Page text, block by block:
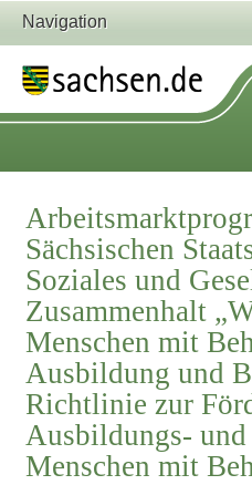
Navigation
Sächsischen
Soziales und
Zusammenhalt
Menschen mit
Ausbildung und
Richtlinie zur
Ausbildungs-
Menschen mit